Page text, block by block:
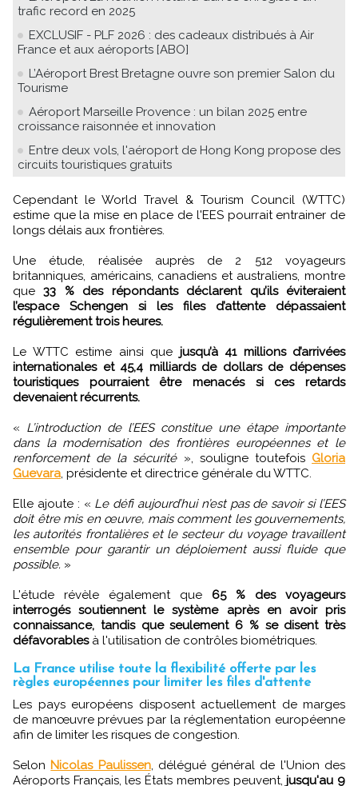
trafic record en 2025
EXCLUSIF - PLF 2026 : des cadeaux distribués à Air
France et aux aéroports [ABO]
L’Aéroport Brest Bretagne ouvre son premier Salon du
Tourisme
Aéroport Marseille Provence : un bilan 2025 entre
croissance raisonnée et innovation
Entre deux vols, l'aéroport de Hong Kong propose des
circuits touristiques gratuits
Cependant le World Travel & Tourism Council (WTTC)
estime que la mise en place de l'EES pourrait entrainer de
longs délais aux frontières.
Une étude, réalisée auprès de 2 512 voyageurs
britanniques, américains, canadiens et australiens, montre
que33 % des répondants déclarent qu’ils éviteraient
l’espace Schengen si les files d’attente dépassaient
régulièrement trois heures.
Le WTTC estime ainsi que jusqu’à 41 millions d’arrivées
internationales et 45,4 milliards de dollars de dépenses
touristiques pourraient être menacés si ces retards
devenaient récurrents.
« L’introduction de l’EES constitue une étape importante
dans la modernisation des frontières européennes et le
renforcement de la sécurité», souligne toutefois Gloria
Guevara, présidente et directrice générale du WTTC.
Elle ajoute : « Le défi aujourd’hui n’est pas de savoir si l’EES
doit être mis en œuvre, mais comment les gouvernements,
les autorités frontalières et le secteur du voyage travaillent
ensemble pour garantir un déploiement aussi fluide que
possible. »
L'étude révèle également que 65 % des voyageurs
interrogés soutiennent le système après en avoir pris
connaissance, tandis que seulement 6 % se disent très
défavorablesà l'utilisation de contrôles biométriques.
La France utilise toute la flexibilité offerte par les
règles européennes pour limiter les files d'attente
Les pays européens disposent actuellement de marges
de manœuvre prévues par la réglementation européenne
afin de limiter les risques de congestion.
Selon Nicolas Paulissen, délégué général de l'Union des
Aéroports Français, les États membres peuvent,jusqu'au 9